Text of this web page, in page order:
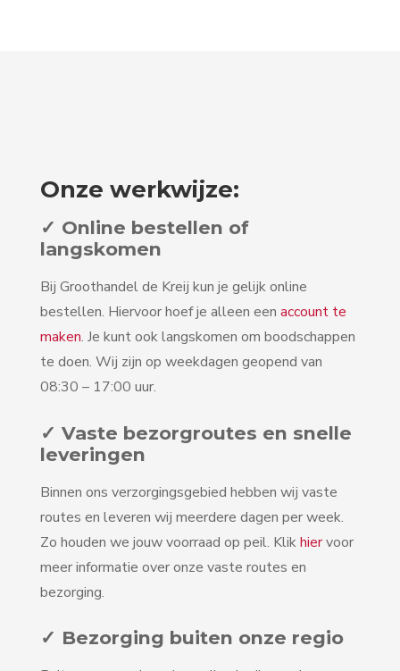
Onze werkwijze:
✓ Online bestellen of
langskomen
Bij Groothandel de Kreij kun je gelijk online
bestellen. Hiervoor hoef je alleen een account te
maken. Je kunt ook langskomen om boodschappen
te doen. Wij zijn op weekdagen geopend van
08:30 – 17:00 uur.
✓ Vaste bezorgroutes en snelle
leveringen
Binnen ons verzorgingsgebied hebben wij vaste
routes en leveren wij meerdere dagen per week.
Zo houden we jouw voorraad op peil. Klikhiervoor
meer informatie over onze vaste routes en
bezorging.
✓ Bezorging buiten onze regio